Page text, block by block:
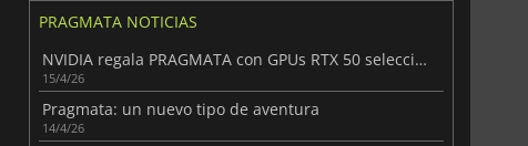
PRAGMATA NOTICIAS
NVIDIA regala PRAGMATA con GPUs RTX 50 seleccionadas
15/4/26
Pragmata: un nuevo tipo de aventura
14/4/26